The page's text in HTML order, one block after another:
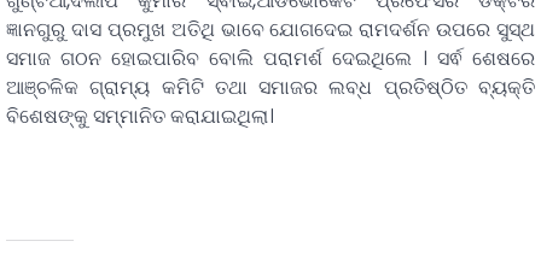
ଜ୍ଞାନଗୁରୁ ଦାସ ପ୍ରମୁଖ ଅତିଥି ଭାବେ ଯୋଗଦେଇ ରାମଦର୍ଶନ ଉପରେ ସୁସ୍ଥ
ସମାଜ ଗଠନ ହୋଇପାରିବ ବୋଲି ପରାମର୍ଶ ଦେଇଥିଲେ । ସର୍ଵ ଶେଷରେ
ଆଞ୍ଚଳିକ ଗ୍ରାମ୍ୟ କମିଟି ତଥା ସମାଜର ଲବ୍ଧ ପ୍ରତିଷ୍ଠିତ ବ୍ୟକ୍ତି
ବିଶେଷଙ୍କୁ ସମ୍ମାନିତ କରାଯାଇଥିଲା।